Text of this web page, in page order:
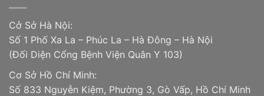
Cở Sở Hà Nội:
Số 1 Phố Xa La – Phúc La – Hà Đông – Hà Nội
(Đối Diện Cổng Bệnh Viện Quân Y 103)
Cơ Sở Hồ Chí Minh:
Số 833 Nguyễn Kiệm, Phường 3, Gò Vấp, Hồ Chí Minh